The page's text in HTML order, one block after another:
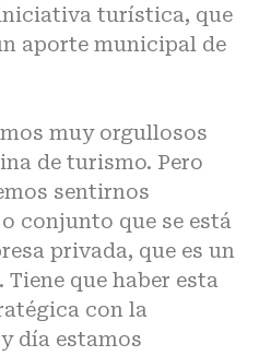
turística, que
aporte municipal de
muy orgullosos
de turismo. Pero
sentirnos
conjunto que se está
privada, que es un
que haber esta
con la
día estamos